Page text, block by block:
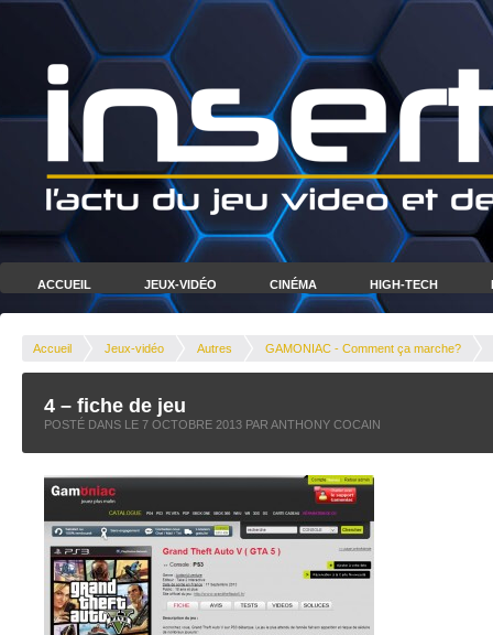
ACCUEIL JEUX-VIDÉO CINÉMA HIGH-TECH
Accueil Jeux-vidéo Autres GAMONIAC - Comment ça marche?
4 – fiche de jeu
POSTÉ DANS LE 7 OCTOBRE 2013 PAR ANTHONY COCAIN